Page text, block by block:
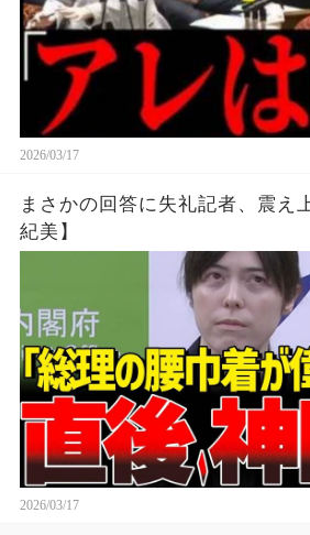
2026/03/17
まさかの回答に失礼記者、震え
紀美】
2026/03/17